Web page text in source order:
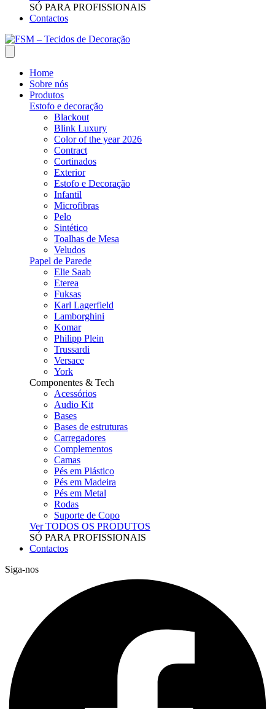
SÓ PARA PROFISSIONAIS
Contactos
Home
Sobre nós
Produtos
Estofo e decoração
Blackout
Blink Luxury
Color of the year 2026
Contract
Cortinados
Exterior
Estofo e Decoração
Infantil
Microfibras
Pelo
Sintético
Toalhas de Mesa
Veludos
Papel de Parede
Elie Saab
Eterea
Fuksas
Karl Lagerfield
Lamborghini
Komar
Philipp Plein
Trussardi
Versace
York
Componentes & Tech
Acessórios
Audio Kit
Bases
Bases de estruturas
Carregadores
Complementos
Camas
Pés em Plástico
Pés em Madeira
Pés em Metal
Rodas
Suporte de Copo
Ver TODOS OS PRODUTOS
SÓ PARA PROFISSIONAIS
Contactos
Siga-nos